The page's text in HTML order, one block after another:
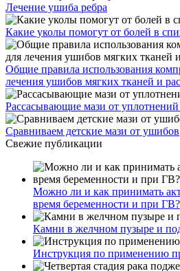
Лечение ушиба ребра
Какие уколы помогут от болей в
Общие правила использования
лечения ушибов мягких тканей и
Рассасывающие мази от
Сравниваем детские мази от ушибов
Свежие публикации
Можно ли и как принимать
время беременности и при ГВ?
Камни в желчном пузыре и
Инструкция по применению